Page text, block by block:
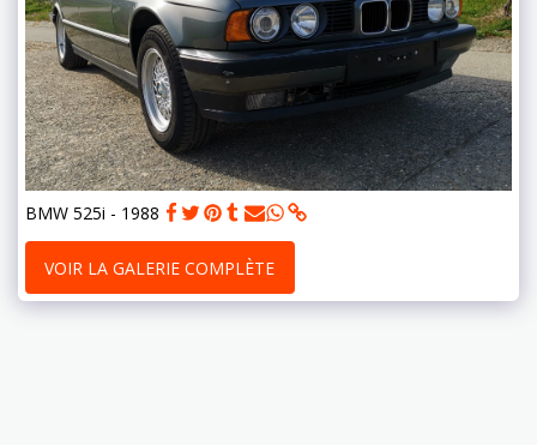
BMW 525i - 1988
VOIR LA GALERIE COMPLÈTE